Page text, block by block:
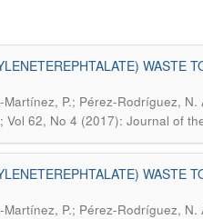
WASTE
P.; Pérez-Rodríguez,
Vol 62, No 4 (2017): Journal of
WASTE
P.; Pérez-Rodríguez,